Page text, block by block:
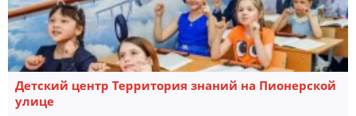
Детский центр Территория знаний на Пионерской
улице